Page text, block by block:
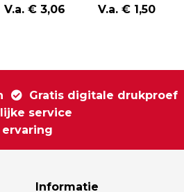
V.a. € 3,06 V.a. € 1,50
Gratis digitale drukproef
service
ervaring
Informatie